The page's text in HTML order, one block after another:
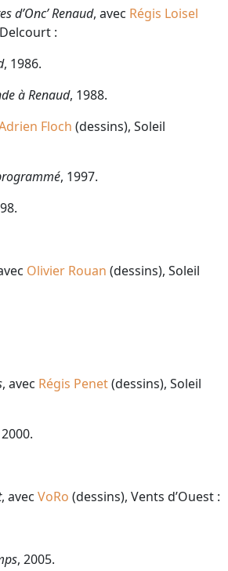
d’Onc’ Renaud, avec Régis Loisel
:
, 1986.
à Renaud, 1988.
Floch (dessins), Soleil
, 1997.
Olivier Rouan (dessins), Soleil
, avec Régis Penet(dessins), Soleil
, avec VoRo (dessins), Vents d’Ouest :
, 2005.